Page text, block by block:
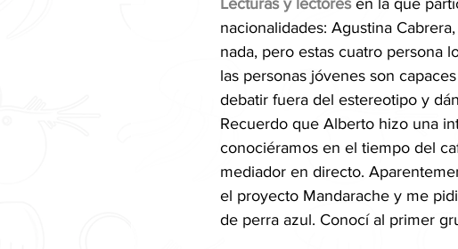
Lecturas y lectores en la que
nacionalidades: Agustina
nada, pero estas cuatro persona
las personas jóvenes son
debatir fuera del estereotipo y
Recuerdo que Alberto hizo una
conociéramos en el tiempo del
mediador en directo.
el proyecto Mandarache y me
de perra azul. Conocí al primer